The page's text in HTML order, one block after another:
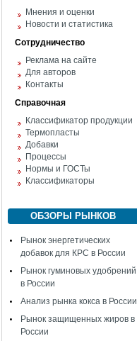
Мнения и оценки
Новости и статистика
Сотрудничество
Реклама на сайте
Для авторов
Контакты
Справочная
Классификатор продукции
Термопласты
Добавки
Процессы
Нормы и ГОСТы
Классификаторы
ОБЗОРЫ РЫНКОВ
Рынок энергетических
добавок для КРС в России
Рынок гуминовых удобрений
в России
Анализ рынка кокса в России
Рынок защищенных жиров в
России